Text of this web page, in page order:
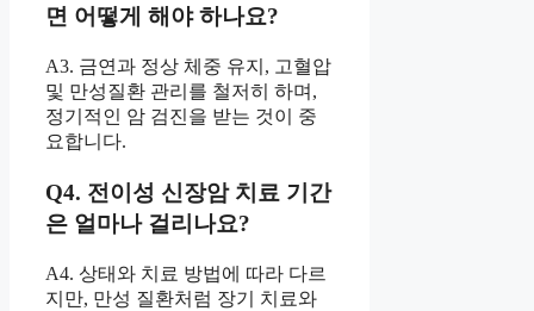
면 어떻게 해야 하나요?
A3. 금연과 정상 체중 유지, 고혈압
및 만성질환 관리를 철저히 하며,
정기적인 암 검진을 받는 것이 중
요합니다.
Q4. 전이성 신장암 치료 기간
은 얼마나 걸리나요?
A4. 상태와 치료 방법에 따라 다르
지만, 만성 질환처럼 장기 치료와